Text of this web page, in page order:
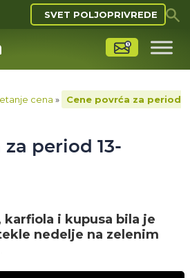
SVET POLJOPRIVREDE
cena »
Cene povrća za period
period 13-
i kupusa bila je
nedelje na zelenim